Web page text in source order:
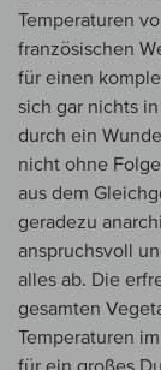
Temperaturen
französischen
für einen
sich gar nichts
durch ein
nicht ohne
aus dem
geradezu
anspruchsvoll
alles ab. Die
gesamten
Temperaturen